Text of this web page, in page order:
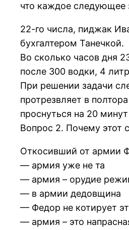
что каждое следующее
22-го числа, пиджак
бухгалтером Танечкой.
Во сколько часов дня
после 300 водки, 4
При решении задачи
протрезвляет в
проснуться на 20
Вопрос 2. Почему этот
Откосивший от армии
— армия уже не та
— армия – орудие
— в армии дедовщина
— Федор не котирует
— армия – это